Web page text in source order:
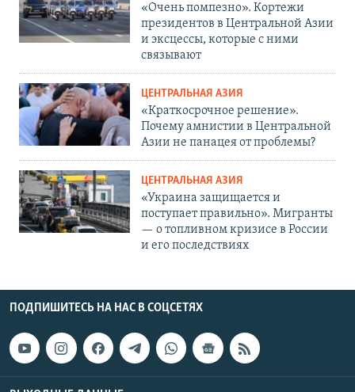
«Очень помпезно». Кортежи
президентов в Центральной Азии
и эксцессы, которые с ними
связывают
ЦЕНТРАЛЬНАЯ АЗИЯ
«Краткосрочное решение».
Почему амнистии в Центральной
Азии не панацея от проблемы?
ЦЕНТРАЛЬНАЯ АЗИЯ
«Украина защищается и
поступает правильно». Мигранты
— о топливном кризисе в России
и его последствиях
ПОДПИШИТЕСЬ НА НАС В СОЦСЕТЯХ